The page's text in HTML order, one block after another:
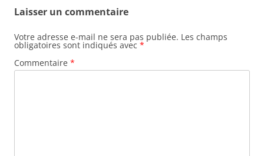
Laisser un commentaire
Votre adresse e-mail ne sera pas publiée. Les champs
obligatoires sont indiqués avec *
Commentaire *